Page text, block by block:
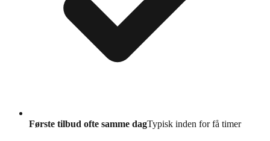
Første tilbud ofte samme dagTypisk inden for få timer